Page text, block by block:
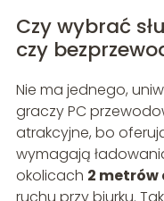
Czy wybrać
czy
Nie ma jednego,
graczy PC
atrakcyjne, bo
wymagają
okolicach 2 metrów